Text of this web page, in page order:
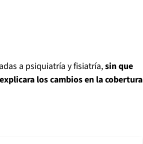
a psiquiatría y fisiatría,sin que
los cambios en la cobertura